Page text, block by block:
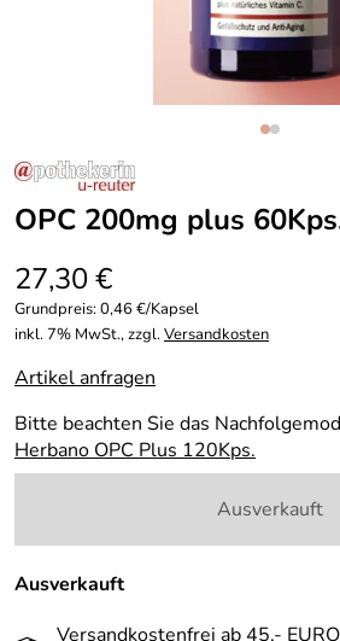
OPC 200mg plus
27,30 €
Grundpreis:0,46 €/Kapsel
inkl. 7% MwSt., zzgl.Versandkosten
Artikel anfragen
Bitte beachten Sie das
Herbano OPC Plus 120Kps.
Ausverkauft
Ausverkauft
Versandkostenfrei ab 45,-